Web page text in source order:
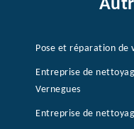
Pose et réparation de
Entreprise de
Vernegues
Entreprise de